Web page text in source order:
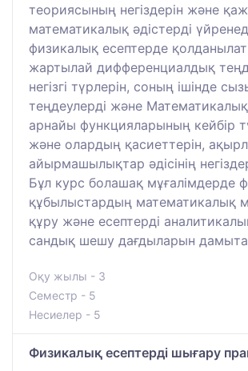
теориясының негіздерін және
математикалық әдістерді
физикалық есептерде
жартылай дифференциалдық
негізгі түрлерін, соның ішінде
теңдеулерді және
арнайы функцияларының кейбір
және олардың қасиеттерін,
айырмашылықтар әдісінің
Бұл курс болашақ мұғалімдерде
құбылыстардың математикалық
құру және есептерді
сандық шешу дағдыларын
Оқу жылы - 3
Семестр - 5
Несиелер - 5
Физикалық есептерді шығару